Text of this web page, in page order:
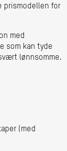
prismodellen for
med
som kan tyde
lønnsomme.
(med